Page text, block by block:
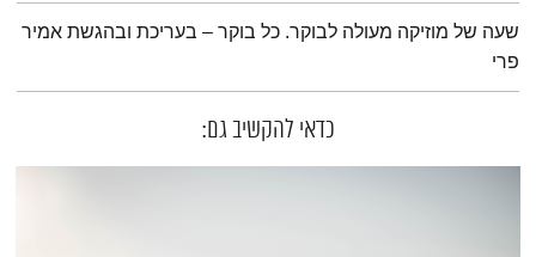
תמצית הפודקאסט
שעה של מוזיקה מעולה לבוקר. כל בוקר – בעריכת ובהגשת אמיר
פרי
כדאי להקשיב גם: